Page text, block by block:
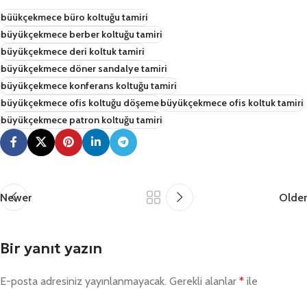
büükçekmece büro koltuğu tamiri
büyükçekmece berber koltuğu tamiri
büyükçekmece deri koltuk tamiri
büyükçekmece döner sandalye tamiri
büyükçekmece konferans koltuğu tamiri
büyükçekmece ofis koltuğu döşemebüyükçekmece ofis koltuk tamiri
büyükçekmece patron koltuğu tamiri
Newer Older
Bir yanıt yazın
E-posta adresiniz yayınlanmayacak. Gerekli alanlar * ile